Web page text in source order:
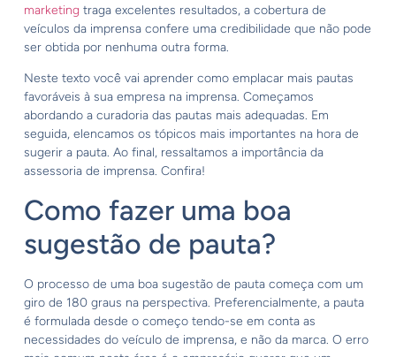
marketing traga excelentes resultados, a cobertura de
veículos da imprensa confere uma credibilidade que não pode
ser obtida por nenhuma outra forma.
Neste texto você vai aprender como emplacar mais pautas
favoráveis à sua empresa na imprensa. Começamos
abordando a curadoria das pautas mais adequadas. Em
seguida, elencamos os tópicos mais importantes na hora de
sugerir a pauta. Ao final, ressaltamos a importância da
assessoria de imprensa. Confira!
Como fazer uma boa
sugestão de pauta?
O processo de uma boa sugestão de pauta começa com um
giro de 180 graus na perspectiva. Preferencialmente, a pauta
é formulada desde o começo tendo-se em conta as
necessidades do veículo de imprensa, e não da marca. O erro